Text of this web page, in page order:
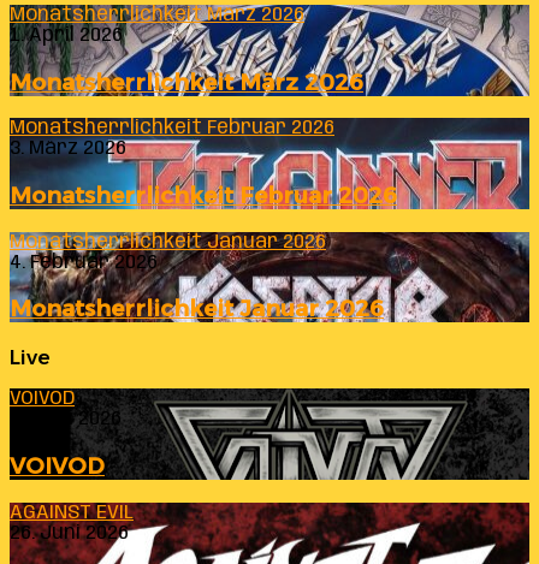
Monatsherrlichkeit März 2026
1. April 2026
Monatsherrlichkeit März 2026
Monatsherrlichkeit Februar 2026
3. März 2026
Monatsherrlichkeit Februar 2026
Monatsherrlichkeit Januar 2026
4. Februar 2026
Monatsherrlichkeit Januar 2026
Live
VOIVOD
23. Juli 2026
VOIVOD
AGAINST EVIL
26. Juni 2026